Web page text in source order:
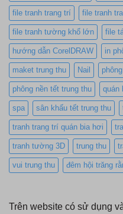
file tranh trang trí file tranh
file tranh tường khổ lớn file
hướng dẫn CorelDRAW in
maket trung thu Nail
phông nền tết trung thu quán
spa sân khấu tết trung thu
tranh trang trí quán bia hơi
tranh tường 3D trung thu
vui trung thu đêm hội trăng
Trên website có sử dụng